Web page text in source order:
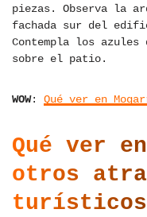
piezas. Observa la
fachada sur del
Contempla los
sobre el patio.
WOW: Qué ver en
Qué ver
otros
turísticos